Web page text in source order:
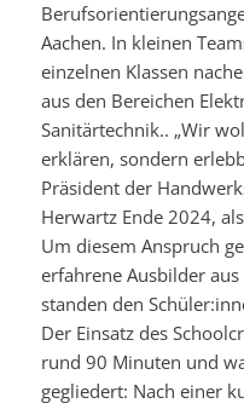
Aachen. In kleinen
einzelnen Klassen
aus den Bereichen
Sanitärtechnik.. „Wir
erklären, sondern
Präsident der
Herwartz Ende 2024,
Um diesem Anspruch
erfahrene Ausbilder
standen den
Der Einsatz des
rund 90 Minuten und
gegliedert: Nach einer